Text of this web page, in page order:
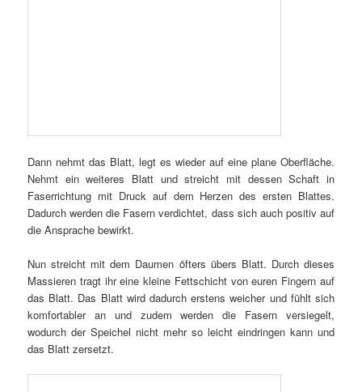
Dann nehmt das Blatt, legt es wieder auf eine plane Oberfläche.
Nehmt ein weiteres Blatt und streicht mit dessen Schaft in
Faserrichtung mit Druck auf dem Herzen des ersten Blattes.
Dadurch werden die Fasern verdichtet, dass sich auch positiv auf
die Ansprache bewirkt.
Nun streicht mit dem Daumen öfters übers Blatt. Durch dieses
Massieren tragt ihr eine kleine Fettschicht von euren Fingern auf
das Blatt. Das Blatt wird dadurch erstens weicher und fühlt sich
komfortabler an und zudem werden die Fasern versiegelt,
wodurch der Speichel nicht mehr so leicht eindringen kann und
das Blatt zersetzt.